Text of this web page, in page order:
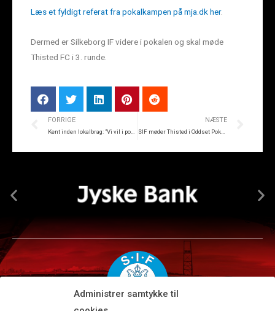
Administrer samtykke til
Læs et fyldigt referat fra pokalkampen på mja.dk her.
Dermed er Silkeborg IF videre i pokalen og skal møde
Thisted FC i 3. runde.
FORRIGE
Kent inden lokalbrag: ”Vi vil i pokalfinalen”
NÆSTE
SIF møder Thisted i Oddset Pokalen